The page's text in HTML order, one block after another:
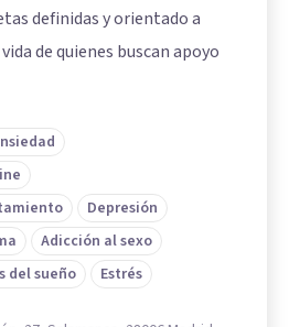
definidas y orientado a
de quienes buscan apoyo
Depresión
Adicción al sexo
del sueño
Estrés